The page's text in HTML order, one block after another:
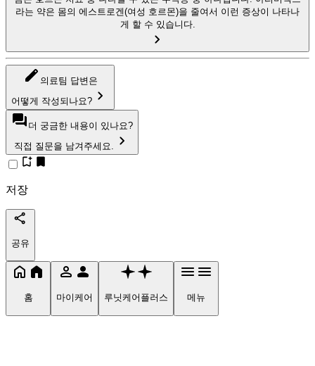
라는 약은 몸의 에스트로겐(여성 호르몬)을 줄여서 이런 증상이 나타나
게 할 수 있습니다.
의료팀 답변은
어떻게 작성되나요?
더 궁금한 내용이 있나요?
직접 질문을 남겨주세요.
저장
공유
홈 마이케어 루닛케어플러스 메뉴